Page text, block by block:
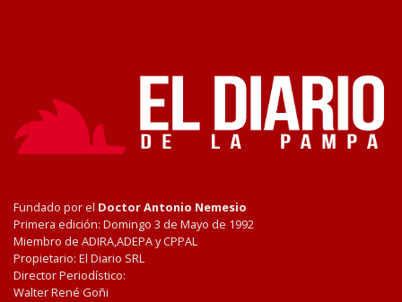
Fundado por el Doctor Antonio Nemesio
Primera edición: Domingo 3 de Mayo de 1992
Miembro de ADIRA,ADEPA y CPPAL
Propietario: El Diario SRL
Director Periodístico:
Walter René Goñi